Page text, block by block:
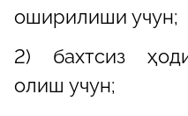
оширилиши учун;
2) бахтсиз
олиш учун;